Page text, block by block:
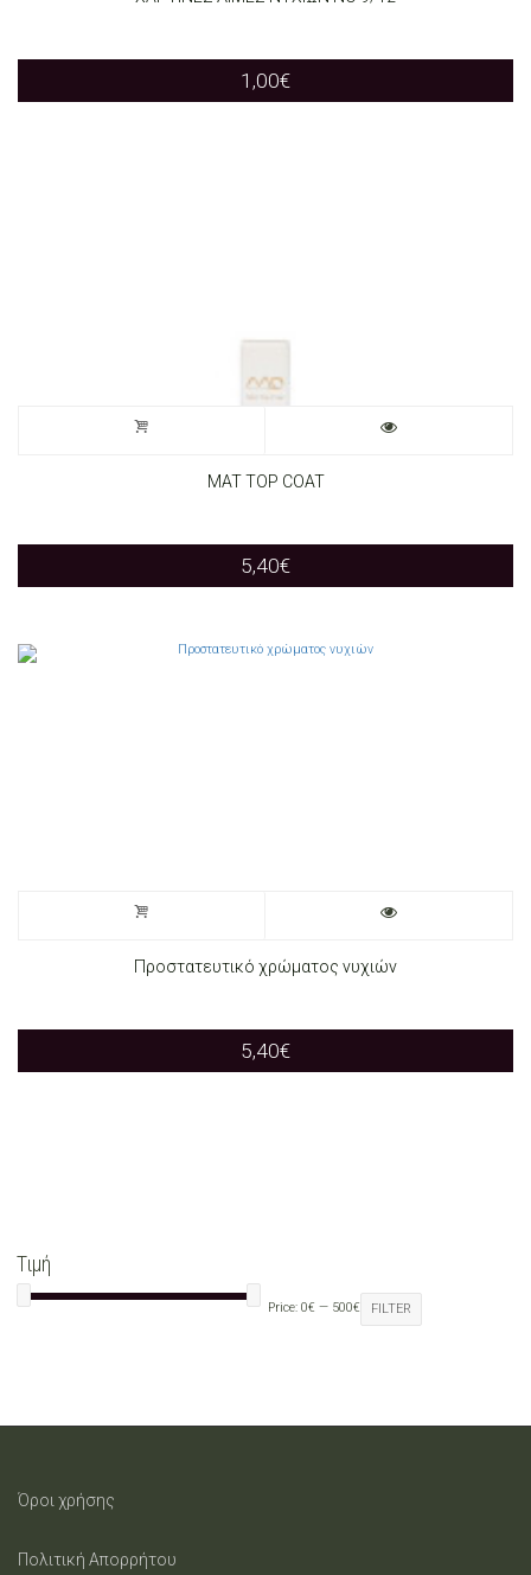
1,00€
MAT TOP COAT
5,40€
Προστατευτικό χρώματος νυχιών
5,40€
Τιμή
FILTER
Price:0€ — 500€
Όροι χρήσης
Πολιτική Απορρήτου